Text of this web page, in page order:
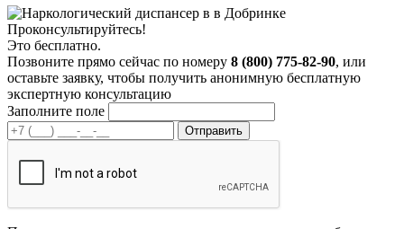
Проконсультируйтесь!
Это бесплатно.
Позвоните прямо сейчас по номеру 8 (800) 775-82-90, или
оставьте заявку, чтобы получить анонимную бесплатную
экспертную консультацию
Заполните поле